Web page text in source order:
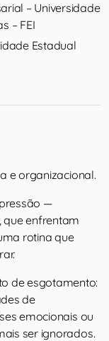
– Universidade
– FEI
Estadual
e organizacional.
—
que enfrentam
rotina que
de esgotamento:
de
emocionais ou
ser ignorados.